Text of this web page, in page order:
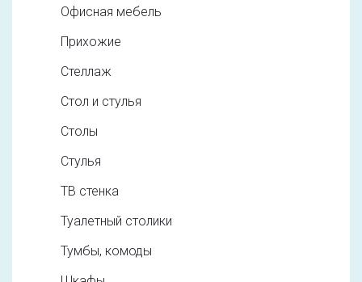
Офисная мебель
Прихожие
Стеллаж
Стол и стулья
Столы
Стулья
ТВ стенка
Туалетный столики
Тумбы, комоды